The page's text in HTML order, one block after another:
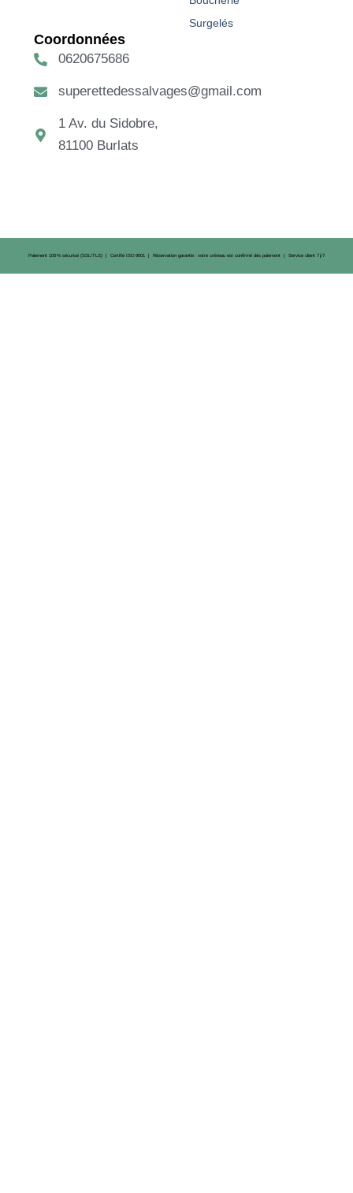
Surgelés
Coordonnées
0620675686
superettedessalvages@gmail.com
1 Av. du Sidobre,
81100 Burlats
Paiement 100 % sécurisé (SSL/TLS) | Certifié ISO 9001 | Réservation garantie : votre créneau est confirmé dès paiement | Service client 7 j/7